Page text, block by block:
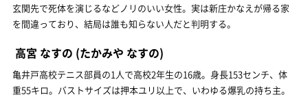
玄関先で死体を演じるなどノリのいい女性。実は新庄かなえが帰る家
を間違っており、結局は誰も知らない人だと判明する。
高宮 なすの (たかみや なすの)
亀井戸高校テニス部員の1人で高校2年生の16歳。身長153センチ、体
重55キロ。バストサイズは押本ユリ以上で、いわゆる爆乳の持ち主。